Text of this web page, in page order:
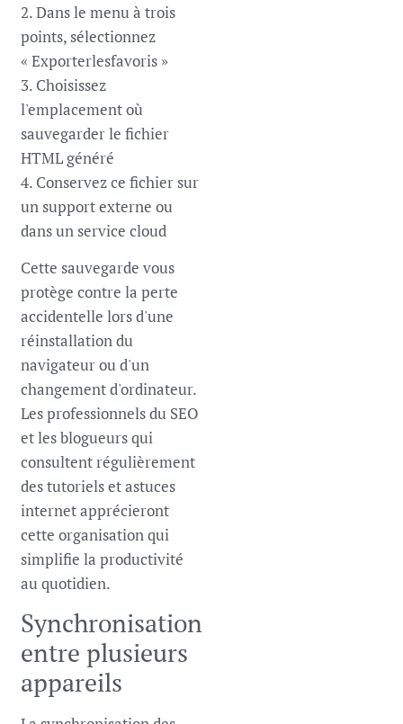
2. Dans le menu à trois
points, sélectionnez
« Exporterlesfavoris »
3. Choisissez
l'emplacement où
sauvegarder le fichier
HTML généré
4. Conservez ce fichier sur
un support externe ou
dans un service cloud
Cette sauvegarde vous
protège contre la perte
accidentelle lors d'une
réinstallation du
navigateur ou d'un
changement d'ordinateur.
Les professionnels du SEO
et les blogueurs qui
consultent régulièrement
des tutoriels et astuces
internet apprécieront
cette organisation qui
simplifie la productivité
au quotidien.
Synchronisation
entre plusieurs
appareils